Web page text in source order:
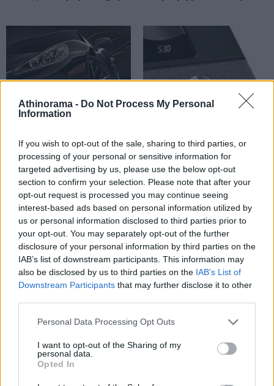
Athinorama - Do Not Process My Personal
Information
If you wish to opt-out of the sale, sharing to third parties, or
processing of your personal or sensitive information for
targeted advertising by us, please use the below opt-out
section to confirm your selection. Please note that after your
opt-out request is processed you may continue seeing
interest-based ads based on personal information utilized by
us or personal information disclosed to third parties prior to
your opt-out. You may separately opt-out of the further
disclosure of your personal information by third parties on the
IAB’s list of downstream participants. This information may
also be disclosed by us to third parties on the IAB’s List of
Downstream Participants that may further disclose it to other
Please note that this website/app uses one or more Google
not limited to your visit or usage behaviour. You may click to
grant or deny consent to Google and its third-party tags to
use your data for below specified purposes in below Google
consent section.
Personal Data Processing Opt Outs
I want to opt-out of the Sharing of my
personal data.
Opted In
Gran Turismo PSP
ΣΗΜΕΡΑ
Games του αρχικού Xbox διαθέσιμα και